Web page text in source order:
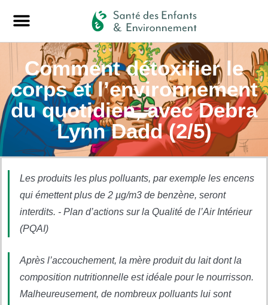
Comment détoxifier le
corps et l’environnement
du quotidien, avec Debra
Lynn Dadd (2/5)
Les produits les plus polluants, par exemple les encens
qui émettent plus de 2 µg/m3 de benzène, seront
interdits. - Plan d’actions sur la Qualité de l’Air Intérieur
(PQAI)
Après l’accouchement, la mère produit du lait dont la
composition nutritionnelle est idéale pour le nourrisson.
Malheureusement, de nombreux polluants lui sont